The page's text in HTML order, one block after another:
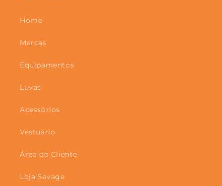
Home
Marcas
Equipamentos
Luvas
Acessórios
Vestuário
Área do Cliente
Loja Savage